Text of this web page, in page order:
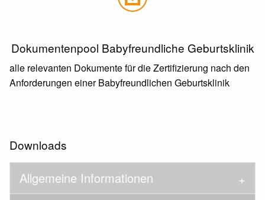
Dokumentenpool Babyfreundliche Geburtsklinik
alle relevanten Dokumente für die Zertifizierung nach den
Anforderungen einer Babyfreundlichen Geburtsklinik
Downloads
Allgemeine Informationen